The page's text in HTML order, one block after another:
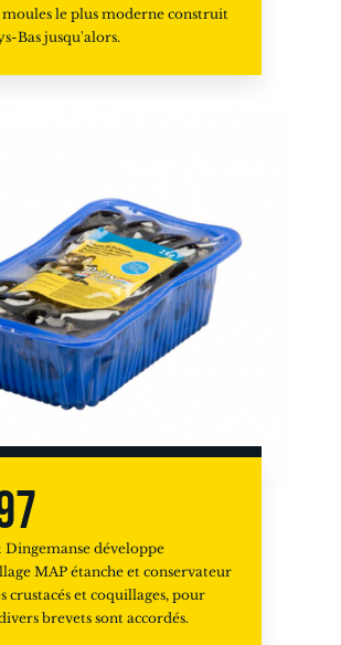
le plus moderne construit
Bas jusqu'alors.
Dingemanse développe
MAP étanche et conservateur
crustacés et coquillages, pour
brevets sont accordés.